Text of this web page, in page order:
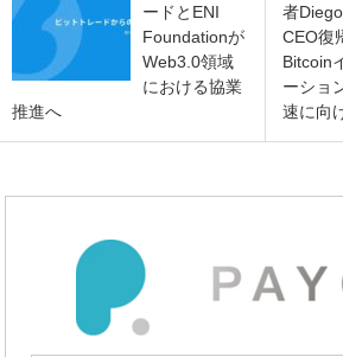
ードとENI
Foundationが
Web3.0領域
における協業
推進へ
者
CEO復
Bitcoin
ーショ
速に向